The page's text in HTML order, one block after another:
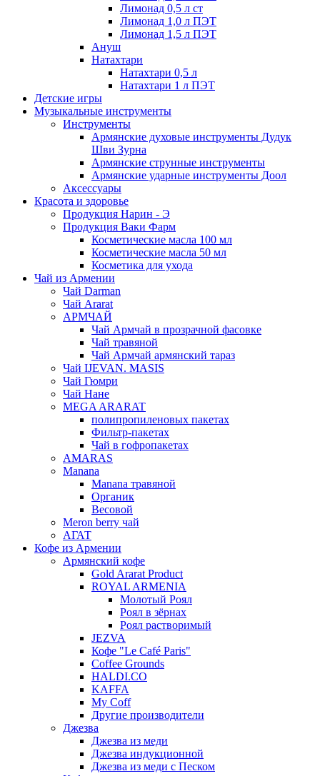
Лимонад 0,5 л ст
Лимонад 1,0 л ПЭТ
Лимонад 1,5 л ПЭТ
Ануш
Натахтари
Натахтари 0,5 л
Натахтари 1 л ПЭТ
Детские игры
Музыкальные инструменты
Инструменты
Армянские духовые инструменты Дудук
Шви Зурна
Армянские струнные инструменты
Армянские ударные инструменты Доол
Аксессуары
Красота и здоровье
Продукция Нарин - Э
Продукция Ваки Фарм
Косметические масла 100 мл
Косметические масла 50 мл
Косметика для ухода
Чай из Армении
Чай Darman
Чай Ararat
АРМЧАЙ
Чай Армчай в прозрачной фасовке
Чай травяной
Чай Армчай армянский тараз
Чай IJEVAN. MASIS
Чай Гюмри
Чай Нане
MEGA ARARAT
полипропиленовых пакетах
Фильтр-пакетах
Чай в гофропакетах
AMARAS
Manana
Manana травяной
Органик
Весовой
Meron berry чай
АГАТ
Кофе из Армении
Армянский кофе
Gold Ararat Product
ROYAL ARMENIA
Молотый Роял
Роял в зёрнах
Роял растворимый
JEZVA
Кофе "Le Café Paris"
Coffee Grounds
HALDI.CO
KAFFA
My Coff
Другие производители
Джезва
Джезва из меди
Джезва индукционной
Джезва из меди с Песком